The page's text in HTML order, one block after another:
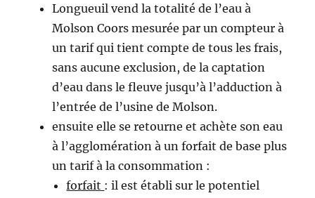
Longueuil vend la totalité de l’eau à
Molson Coors mesurée par un compteur à
un tarif qui tient compte de tous les frais,
sans aucune exclusion, de la captation
d’eau dans le fleuve jusqu’à l’adduction à
l’entrée de l’usine de Molson.
ensuite elle se retourne et achète son eau
à l’agglomération à un forfait de base plus
un tarif à la consommation :
forfait : il est établi sur le potentiel